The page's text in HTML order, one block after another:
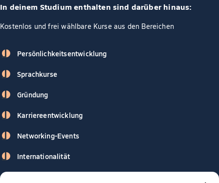
In deinem Studium enthalten sind darüber hinaus:
Kostenlos und frei wählbare Kurse aus den Bereichen
Persönlichkeitsentwicklung
Sprachkurse
Gründung
Karriereentwicklung
Networking-Events
Internationalität